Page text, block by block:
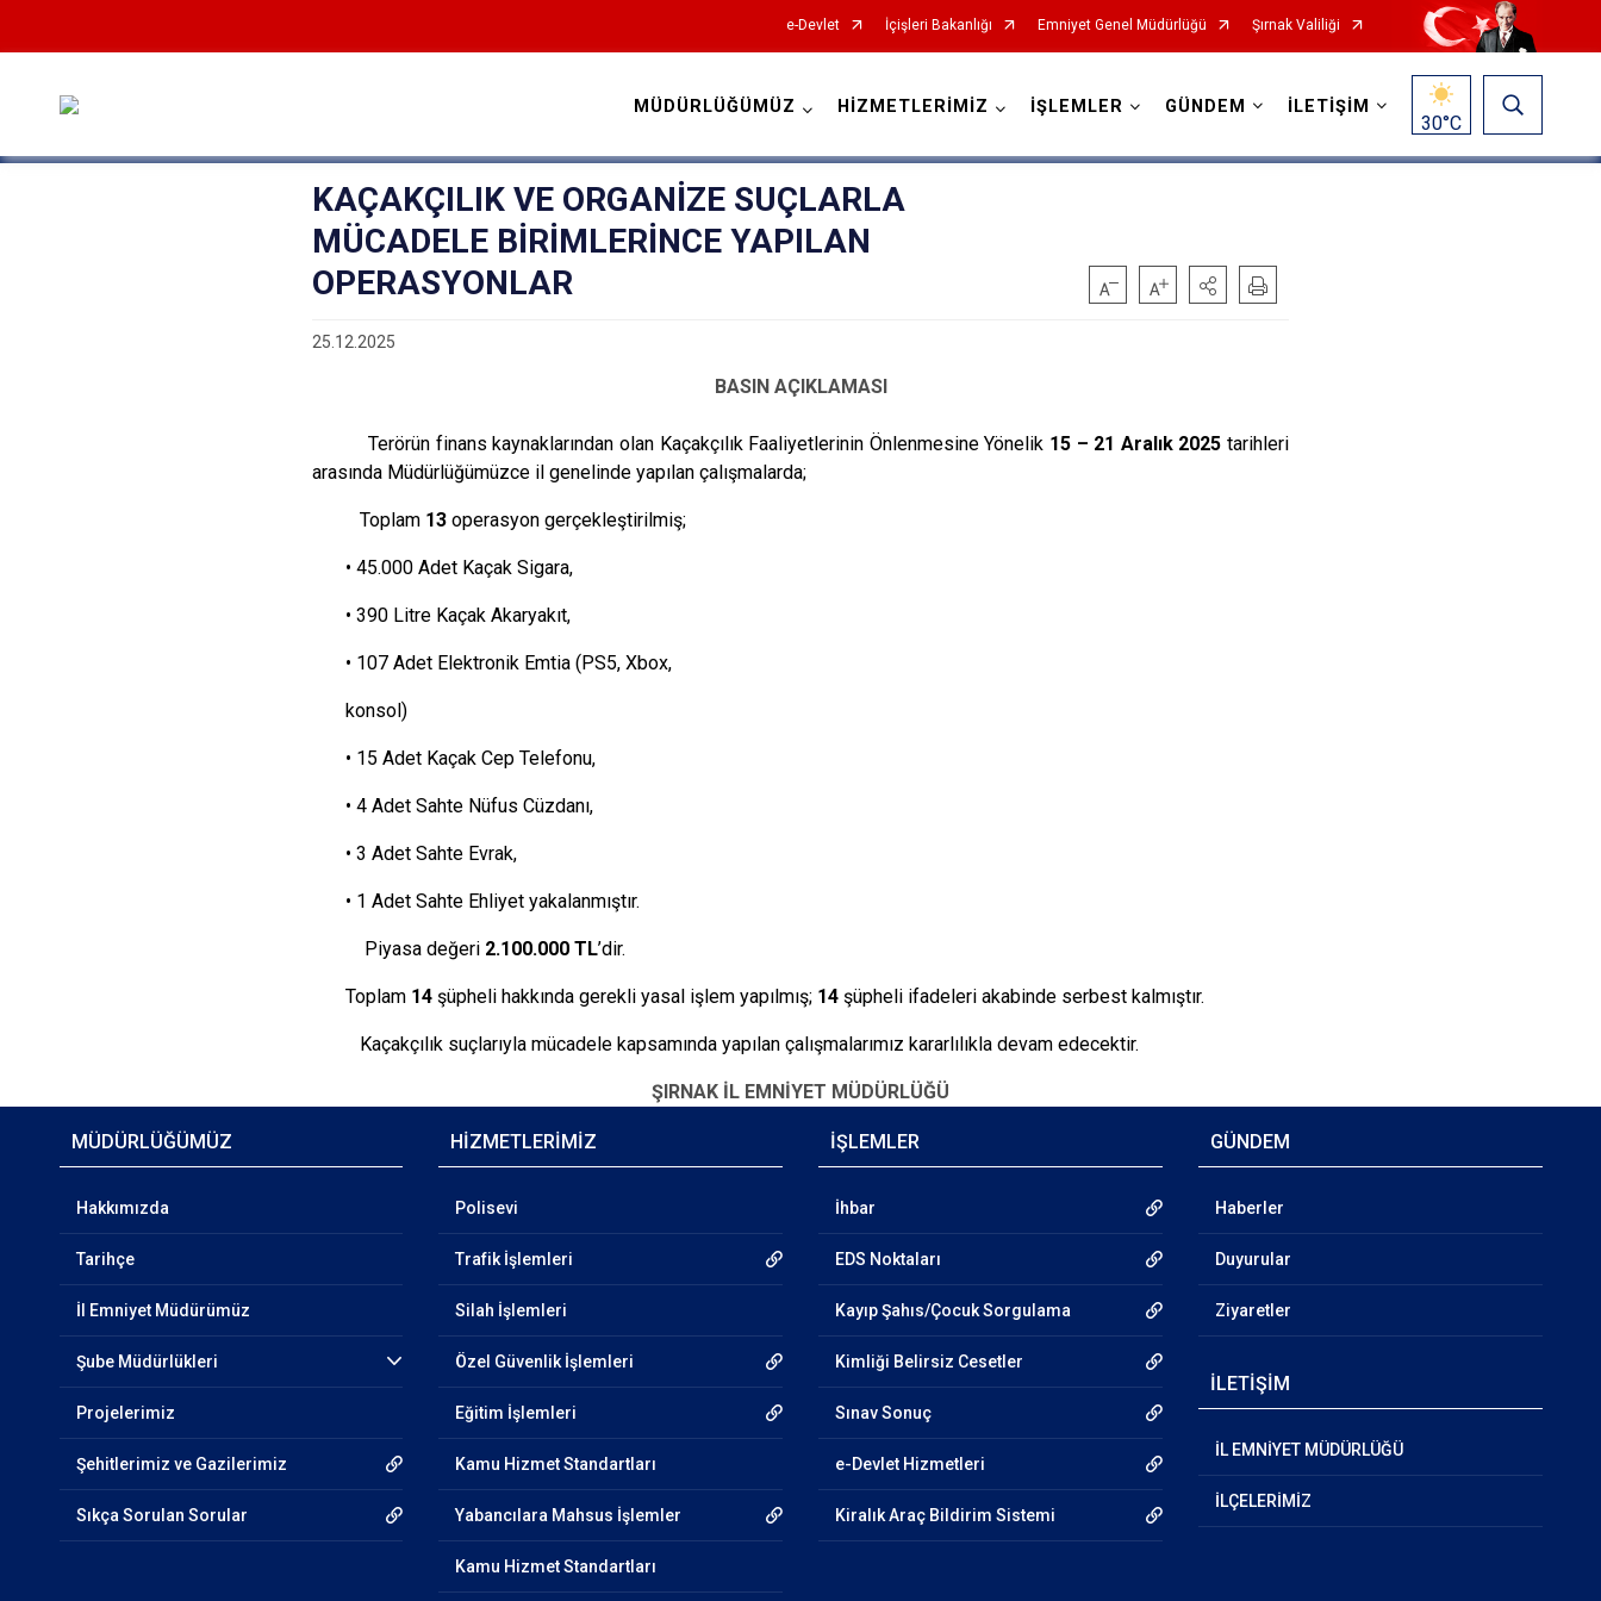
e-Devlet İçişleri Bakanlığı Emniyet Genel Müdürlüğü Şırnak Valiliği
MÜDÜRLÜĞÜMÜZ HİZMETLERİMİZ İŞLEMLER GÜNDEM İLETİŞİM
30°C
KAÇAKÇILIK VE ORGANİZE SUÇLARLA
MÜCADELE BİRİMLERİNCE YAPILAN
OPERASYONLAR
25.12.2025
BASIN AÇIKLAMASI
Terörün finans kaynaklarından olan Kaçakçılık Faaliyetlerinin Önlenmesine Yönelik 15 – 21 Aralık 2025tarihleri
arasında Müdürlüğümüzce il genelinde yapılan çalışmalarda;
Toplam 13 operasyon gerçekleştirilmiş;
• 45.000 Adet Kaçak Sigara,
• 390 Litre Kaçak Akaryakıt,
• 107 Adet Elektronik Emtia (PS5, Xbox,
konsol)
• 15 Adet Kaçak Cep Telefonu,
• 4 Adet Sahte Nüfus Cüzdanı,
• 3 Adet Sahte Evrak,
• 1 Adet Sahte Ehliyet yakalanmıştır.
Piyasa değeri 2.100.000 TL’dir.
Toplam 14 şüpheli hakkında gerekli yasal işlem yapılmış; 14 şüpheli ifadeleri akabinde serbest kalmıştır.
Kaçakçılık suçlarıyla mücadele kapsamında yapılan çalışmalarımız kararlılıkla devam edecektir.
ŞIRNAK İL EMNİYET MÜDÜRLÜĞÜ
MÜDÜRLÜĞÜMÜZ
Hakkımızda
Tarihçe
İl Emniyet Müdürümüz
Şube Müdürlükleri
Projelerimiz
Şehitlerimiz ve Gazilerimiz
Sıkça Sorulan Sorular
HİZMETLERİMİZ
Polisevi
Trafik İşlemleri
Silah İşlemleri
Özel Güvenlik İşlemleri
Eğitim İşlemleri
Kamu Hizmet Standartları
Yabancılara Mahsus İşlemler
Kamu Hizmet Standartları
İŞLEMLER
İhbar
EDS Noktaları
Kayıp Şahıs/Çocuk Sorgulama
Kimliği Belirsiz Cesetler
Sınav Sonuç
e-Devlet Hizmetleri
Kiralık Araç Bildirim Sistemi
GÜNDEM
Haberler
Duyurular
Ziyaretler
İLETİŞİM
İL EMNİYET MÜDÜRLÜĞÜ
İLÇELERİMİZ